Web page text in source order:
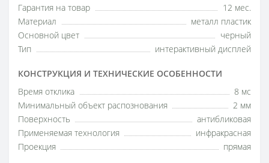
Гарантия на товар
12 мес.
Материал
металл пластик
Основной цвет
черный
Тип
интерактивный дисплей
КОНСТРУКЦИЯ И ТЕХНИЧЕСКИЕ ОСОБЕННОСТИ
Время отклика
8 мс
Минимальный объект распознования
2 мм
Поверхность
антибликовая
Применяемая технология
инфракрасная
Проекция
прямая